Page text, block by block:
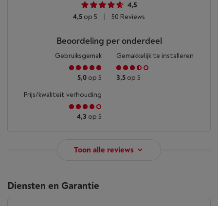
4,5
4,5 op 5 50 Reviews
Beoordeling per onderdeel
Gebruiksgemak
5,0 op 5
Gemakkelijk te installeren
3,5 op 5
Prijs/kwaliteit verhouding
4,3 op 5
Toon alle reviews
Diensten en Garantie